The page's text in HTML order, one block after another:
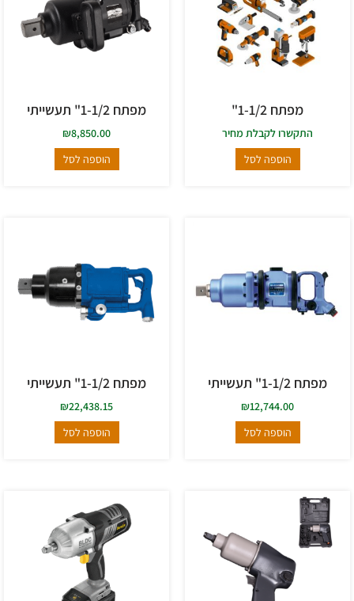
מפתח 1-1/2"
התקשרו לקבלת מחיר
הוספה לסל
מפתח 1-1/2" תעשייתי
₪8,850.00
הוספה לסל
מפתח 1-1/2" תעשייתי
₪12,744.00
הוספה לסל
מפתח 1-1/2" תעשייתי
₪22,438.15
הוספה לסל